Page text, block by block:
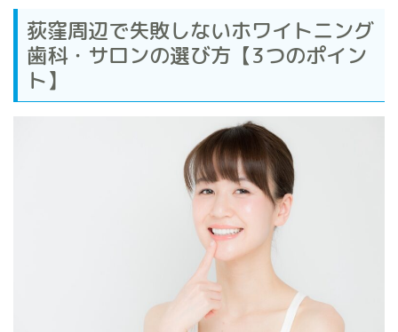
荻窪周辺で失敗しないホワイトニング
歯科・サロンの選び方【3つのポイン
ト】